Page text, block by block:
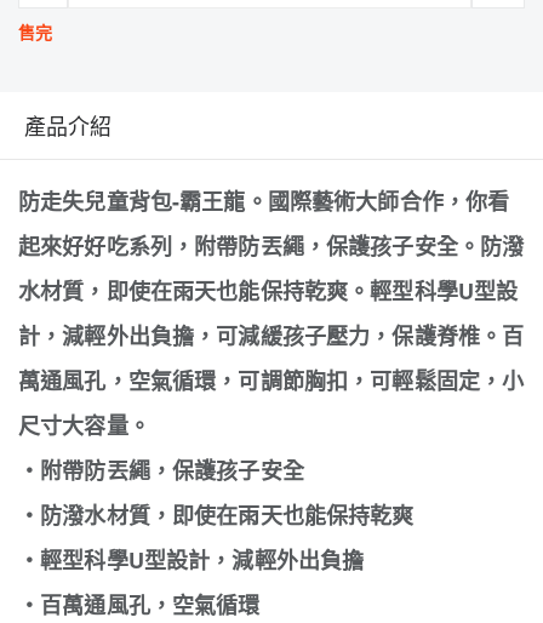
售完
產品介紹
防走失兒童背包-霸王龍。國際藝術大師合作，你看
起來好好吃系列，附帶防丟繩，保護孩子安全。防潑
水材質，即使在雨天也能保持乾爽。輕型科學U型設
計，減輕外出負擔，可減緩孩子壓力，保護脊椎。百
萬通風孔，空氣循環，可調節胸扣，可輕鬆固定，小
尺寸大容量。
‧附帶防丟繩，保護孩子安全
‧防潑水材質，即使在雨天也能保持乾爽
‧輕型科學U型設計，減輕外出負擔
‧百萬通風孔，空氣循環